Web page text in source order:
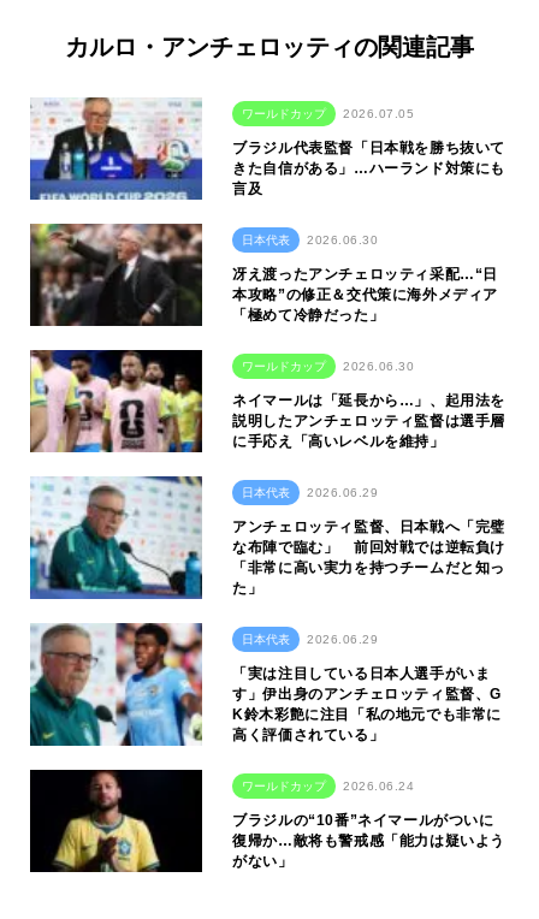
カルロ・アンチェロッティの関連記事
ワールドカップ 2026.07.05
ブラジル代表監督「日本戦を勝ち抜いて
きた自信がある」…ハーランド対策にも
言及
日本代表 2026.06.30
冴え渡ったアンチェロッティ采配…“日
本攻略”の修正＆交代策に海外メディア
「極めて冷静だった」
ワールドカップ 2026.06.30
ネイマールは「延長から…」、起用法を
説明したアンチェロッティ監督は選手層
に手応え「高いレベルを維持」
日本代表 2026.06.29
アンチェロッティ監督、日本戦へ「完璧
な布陣で臨む」 前回対戦では逆転負け
「非常に高い実力を持つチームだと知っ
た」
日本代表 2026.06.29
「実は注目している日本人選手がいま
す」伊出身のアンチェロッティ監督、G
K鈴木彩艶に注目「私の地元でも非常に
高く評価されている」
ワールドカップ 2026.06.24
ブラジルの“10番”ネイマールがついに
復帰か…敵将も警戒感「能力は疑いよう
がない」